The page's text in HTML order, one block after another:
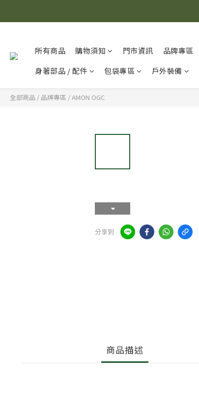
所有商品 購物須知 門市資訊 品牌專區
身著部品 / 配件
包袋專區 戶外裝備
全部商品 / 品牌專區 /AMON OGC
分享到
商品描述